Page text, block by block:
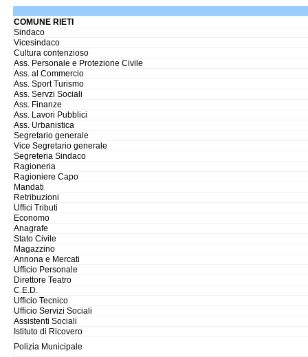
COMUNE RIETI
Sindaco
Vicesindaco
Cultura contenzioso
Ass. Personale e Protezione Civile
Ass. al Commercio
Ass. Sport Turismo
Ass. Servzi Sociali
Ass. Finanze
Ass. Lavori Pubblici
Ass. Urbanistica
Segretario generale
Vice Segretario generale
Segreteria Sindaco
Ragioneria
Ragioniere Capo
Mandati
Retribuzioni
Uffici Tributi
Economo
Anagrafe
Stato Civile
Magazzino
Annona e Mercati
Ufficio Personale
Direttore Teatro
C.E.D.
Ufficio Tecnico
Ufficio Servizi Sociali
Assistenti Sociali
Istituto di Ricovero
Polizia Municipale